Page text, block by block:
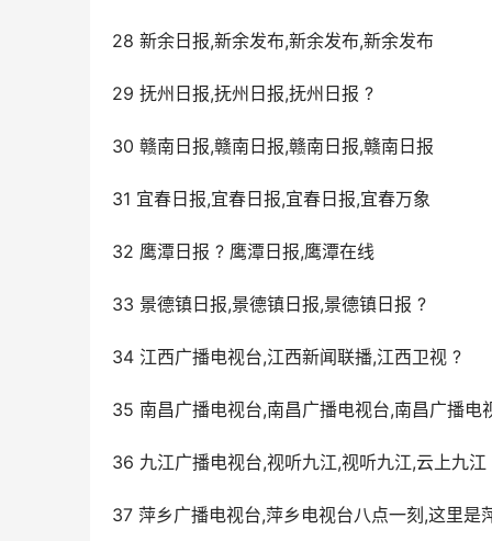
28 新余日报,新余发布,新余发布,新余发布
29 抚州日报,抚州日报,抚州日报 ?
30 赣南日报,赣南日报,赣南日报,赣南日报
31 宜春日报,宜春日报,宜春日报,宜春万象
32 鹰潭日报 ? 鹰潭日报,鹰潭在线
33 景德镇日报,景德镇日报,景德镇日报 ?
34 江西广播电视台,江西新闻联播,江西卫视 ?
35 南昌广播电视台,南昌广播电视台,南昌广播电
36 九江广播电视台,视听九江,视听九江,云上九江
37 萍乡广播电视台,萍乡电视台八点一刻,这里是